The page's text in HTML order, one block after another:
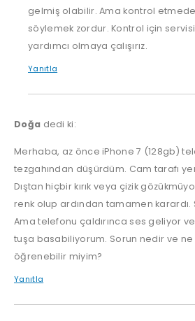
gelmiş olabilir. Ama kontrol
söylemek zordur. Kontrol için
yardımcı olmaya çalışırız.
Yanıtla
Doğa dedi ki:
Merhaba, az önce iPhone 7 (128gb)
tezgahından düşürdüm. Cam tarafı
Dıştan hiçbir kırık veya çizik
renk olup ardından tamamen karardı.
Ama telefonu çaldırınca ses geliyor
tuşa basabiliyorum. Sorun nedir ve ne
öğrenebilir miyim?
Yanıtla